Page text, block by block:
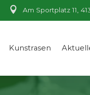
 Am Sportplatz 11,
Kunstrasen